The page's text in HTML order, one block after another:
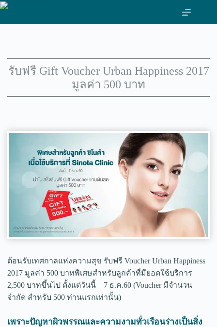
ข้าม
รับฟรี Gift Voucher Urban Happiness 2017
มูลค่า 500 บาท
ต้อนรับเทศกาลแห่งความสุข รับฟรี Voucher Urban Happiness
2017 มูลค่า 500 บาทพิเศษสำหรับลูกค้าที่มียอดใช้บริการ
2,500 บาทขึ้นไป ตั้งแต่วันนี้ – 7 ธ.ค.60 (Voucher มีจำนวน
จำกัด สำหรับ 500 ท่านแรกเท่านั้น)
เพราะปัญหาผิวพรรณและความงามทั่วเรือนร่างเป็นสิ่ง